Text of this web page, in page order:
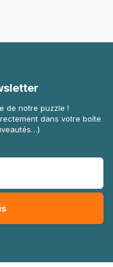
de notre puzzle !
dans votre boîte